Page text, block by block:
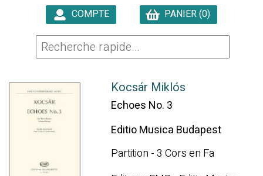
COMPTE
PANIER (0)
Kocsár Miklós
Echoes No. 3
Editio Musica Budapest
Partition - 3 Cors en Fa